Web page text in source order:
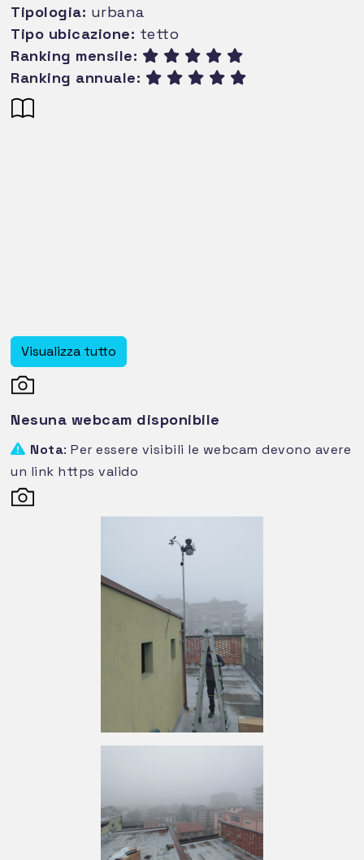
Tipologia: urbana
Tipo ubicazione: tetto
Ranking mensile:
Ranking annuale:
Visualizza tutto
Nesuna webcam disponibile
Nota: Per essere visibili le webcam devono avere
un link https valido